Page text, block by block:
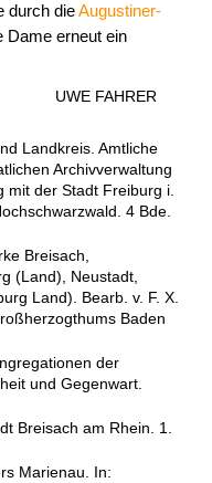
durch dieAugustiner-
Dame erneut ein
UWE FAHRER
Landkreis. Amtliche
Archivverwaltung
mit der Stadt Freiburg i.
4 Bde.
Breisach,
(Land), Neustadt,
Land). Bearb. v. F. X.
Baden
der
und Gegenwart.
Breisach am Rhein. 1.
Marienau. In: